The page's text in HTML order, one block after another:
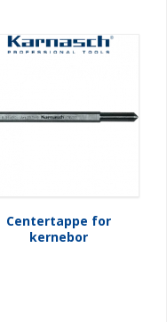
Centertappe for
kernebor